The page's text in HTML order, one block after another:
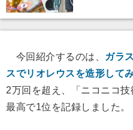
今回紹介するのは、 ガラ
スでリオレウスを造形して
2万回を超え、「ニコニコ
最高で1位を記録しました。